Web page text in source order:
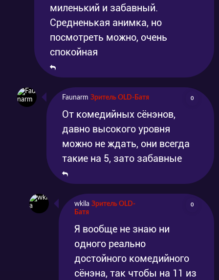
миленький и забавный.
Средненькая анимка, но
посмотреть можно, очень
спокойная
Faunarm Зритель OLD-Батя 0
От комедийных сёнэнов,
давно высокого уровня
можно не ждать, они всегда
такие на 5, зато забавные
wkila Зритель OLD-
Батя
0
Я вообще не знаю ни
одного реально
достойного комедийного
сёнэна, так чтобы на 11 из